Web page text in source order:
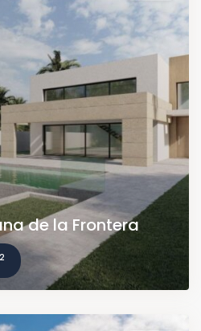
de la Frontera
2